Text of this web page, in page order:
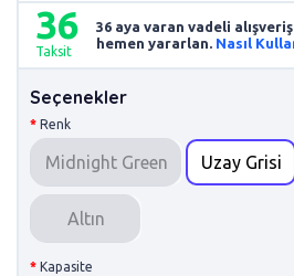
36
Taksit
36 aya varan vadeli
hemen yararlan. Nasıl
Seçenekler
Renk
Midnight Green Uzay Grisi
Altın
Kapasite